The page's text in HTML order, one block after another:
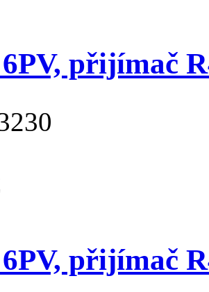
přijímač
přijímač